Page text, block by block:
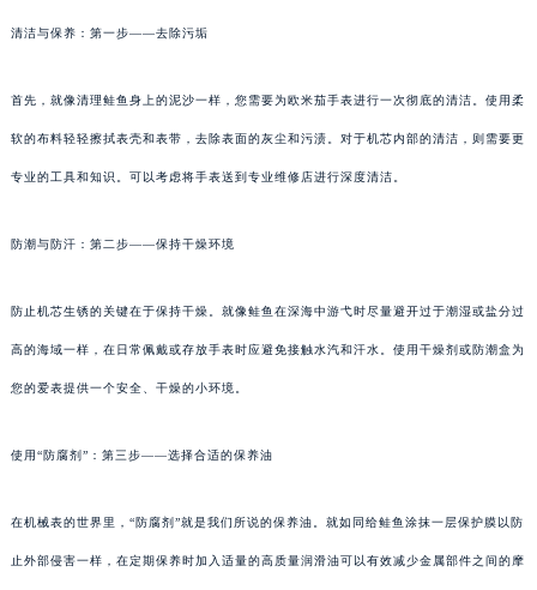
清洁与保养：第一步——去除污垢
首先，就像清理鲑鱼身上的泥沙一样，您需要为欧米茄手表进行一次彻底的清洁。使用柔
软的布料轻轻擦拭表壳和表带，去除表面的灰尘和污渍。对于机芯内部的清洁，则需要更
专业的工具和知识。可以考虑将手表送到专业维修店进行深度清洁。
防潮与防汗：第二步——保持干燥环境
防止机芯生锈的关键在于保持干燥。就像鲑鱼在深海中游弋时尽量避开过于潮湿或盐分过
高的海域一样，在日常佩戴或存放手表时应避免接触水汽和汗水。使用干燥剂或防潮盒为
您的爱表提供一个安全、干燥的小环境。
使用“防腐剂”：第三步——选择合适的保养油
在机械表的世界里，“防腐剂”就是我们所说的保养油。就如同给鲑鱼涂抹一层保护膜以防
止外部侵害一样，在定期保养时加入适量的高质量润滑油可以有效减少金属部件之间的摩